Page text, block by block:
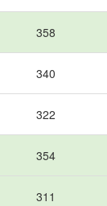
358
340
322
354
311